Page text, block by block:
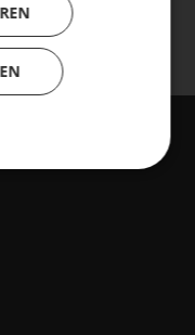
ride shit